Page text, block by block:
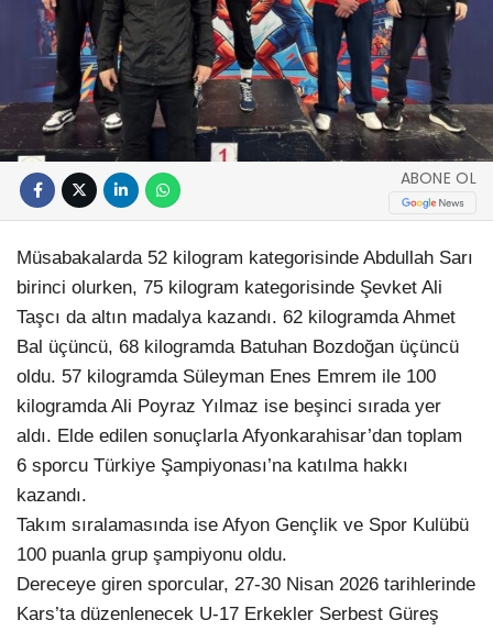
ABONE OL
Müsabakalarda 52 kilogram kategorisinde Abdullah Sarı
birinci olurken, 75 kilogram kategorisinde Şevket Ali
Taşcı da altın madalya kazandı. 62 kilogramda Ahmet
Bal üçüncü, 68 kilogramda Batuhan Bozdoğan üçüncü
oldu. 57 kilogramda Süleyman Enes Emrem ile 100
kilogramda Ali Poyraz Yılmaz ise beşinci sırada yer
aldı. Elde edilen sonuçlarla Afyonkarahisar’dan toplam
6 sporcu Türkiye Şampiyonası’na katılma hakkı
kazandı.
Takım sıralamasında ise Afyon Gençlik ve Spor Kulübü
100 puanla grup şampiyonu oldu.
Dereceye giren sporcular, 27-30 Nisan 2026 tarihlerinde
Kars’ta düzenlenecek U-17 Erkekler Serbest Güreş